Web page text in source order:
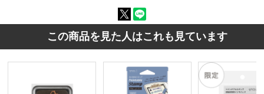
この商品を見た人はこれも見ています